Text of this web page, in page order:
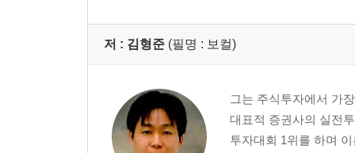
저 : 김형준 (필명 : 보컬)
그는 주식투자에서 가
대표적 증권사의 실전
투자대회 1위를 하며